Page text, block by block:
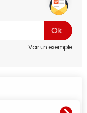
l'introduction d'un
apparemment".
Voir un exemple